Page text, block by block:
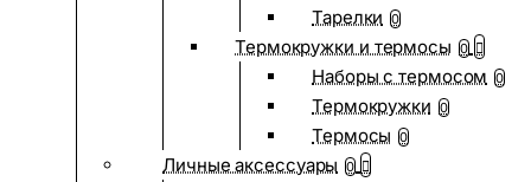
Тарелки 0
Термокружки и термосы 0
Наборы с термосом 0
Термокружки 0
Термосы 0
Личные аксессуары 0